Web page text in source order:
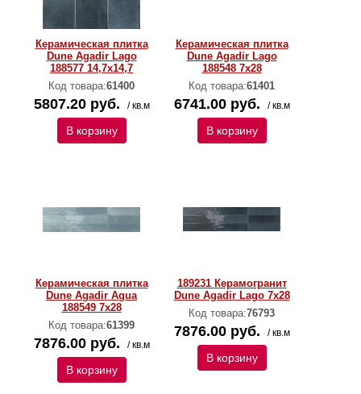
Керамическая плитка
Dune Agadir Lago
188577 14,7х14,7
Код товара:61400
5807.20 руб. / кв.м
В корзину
Керамическая плитка
Dune Agadir Lago
188548 7х28
Код товара:61401
6741.00 руб. / кв.м
В корзину
Керамическая плитка
Dune Agadir Agua
188549 7x28
Код товара:61399
7876.00 руб. / кв.м
В корзину
189231 Керамогранит
Dune Agadir Lago 7x28
Код товара:76793
7876.00 руб. / кв.м
В корзину